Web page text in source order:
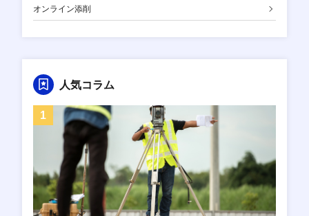
オンライン添削
人気コラム